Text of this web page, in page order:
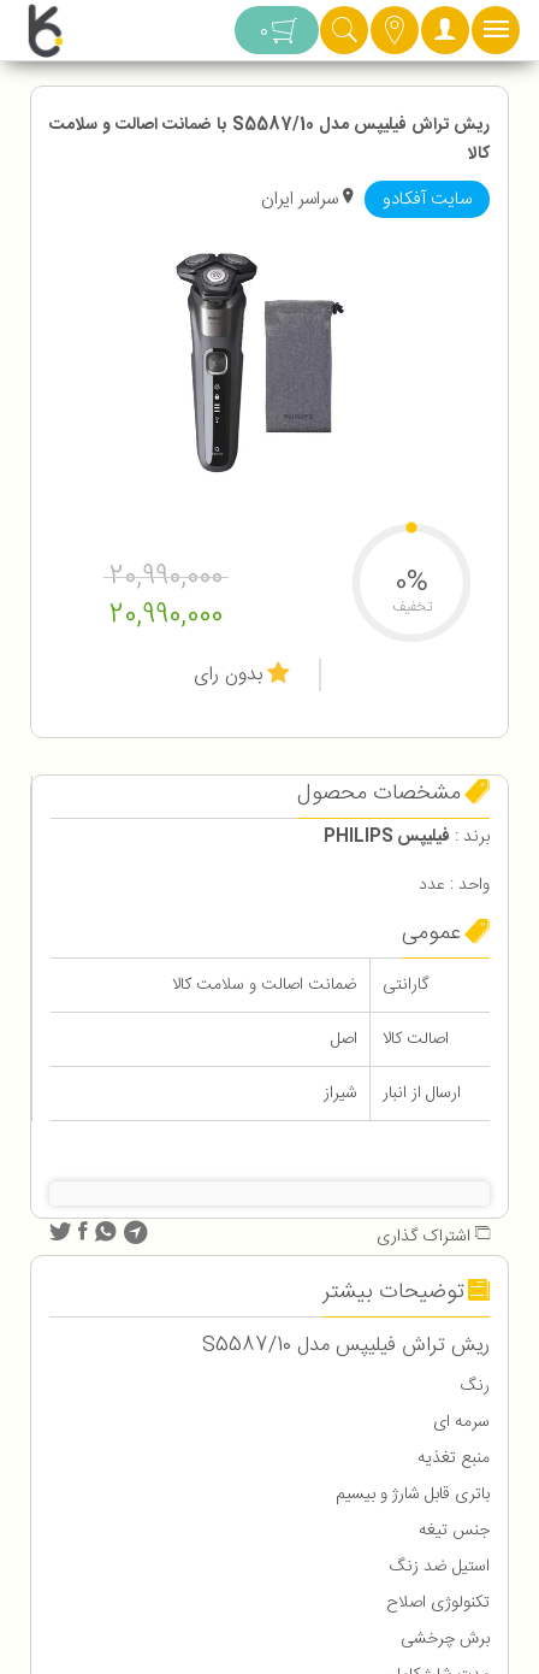
دسته بندی 0
ریش تراش فیلیپس مدل S5587/10 با ضمانت اصالت و سلامت
کالا
سایت آفکادو سراسر ایران
20,990,000
20,990,000
0%
تخفیف
بدون رای
مشخصات محصول
برند : فیلیپس PHILIPS
واحد : عدد
عمومی
گارانتی
ضمانت اصالت و سلامت کالا
اصالت کالا
اصل
ارسال از انبار
شیراز
اشتراک گذاری
توضیحات بیشتر
ریش تراش فیلیپس مدل S5587/10
رنگ
سرمه ای
منبع تغذیه
باتری قابل شارژ و بیسیم
جنس تیغه
استیل ضد زنگ
تکنولوژی اصلاح
برش چرخشی